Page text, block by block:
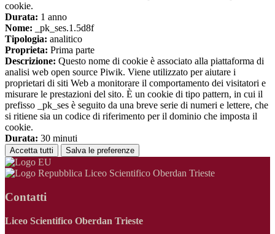
cookie.
Durata: 1 anno
Nome: _pk_ses.1.5d8f
Tipologia: analitico
Proprieta: Prima parte
Descrizione: Questo nome di cookie è associato alla piattaforma di
analisi web open source Piwik. Viene utilizzato per aiutare i
proprietari di siti Web a monitorare il comportamento dei visitatori e
misurare le prestazioni del sito. È un cookie di tipo pattern, in cui il
prefisso _pk_ses è seguito da una breve serie di numeri e lettere, che
si ritiene sia un codice di riferimento per il dominio che imposta il
cookie.
Durata: 30 minuti
Accetta tutti Salva le preferenze
Liceo Scientifico Oberdan Trieste
Contatti
Liceo Scientifico Oberdan Trieste